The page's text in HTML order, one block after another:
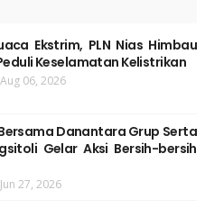
Ekstrim, PLN Nias Himbau
Keselamatan Kelistrikan
Aug 06, 2026
Bersama Danantara Grup Serta
Gelar Aksi Bersih-bersih
Jun 27, 2026